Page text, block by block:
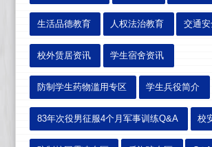
生活品德教育 人权法治教育 交通
校外赁居资讯 学生宿舍资讯
防制学生药物滥用专区 学生兵役简介
83年次役男征服4个月军事训练Q&A 校